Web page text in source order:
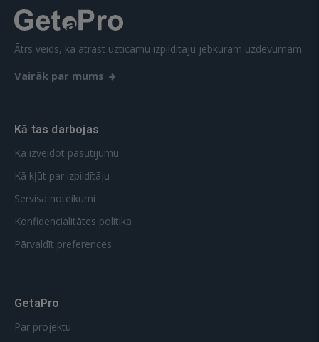
Ātrs veids, kā atrast uzticamu izpildītāju jebkuram uzdevumam.
Vairāk par mums
Kā tas darbojas
Kā izveidot pasūtījumu
Kā kļūt par izpildītāju
Servisa noteikumi
Konfidencialitātes politika
Pārvaldīt preferences
GetaPro
Par projektu